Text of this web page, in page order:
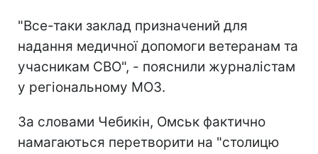
"Все-таки заклад призначений для
надання медичної допомоги ветеранам та
учасникам СВО", - пояснили журналістам
у регіональному МОЗ.
За словами Чебикін, Омськ фактично
намагаються перетворити на "столицю